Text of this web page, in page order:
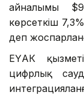
айналымы
көрсеткіш
деп
ЕҮАК
цифрлық